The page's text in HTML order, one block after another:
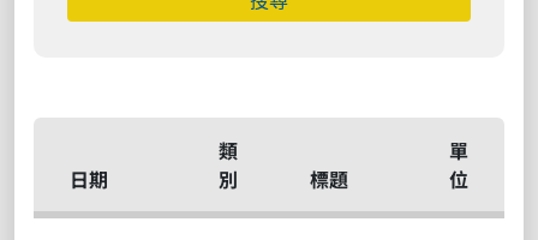
日期
類
別
標題
單
位